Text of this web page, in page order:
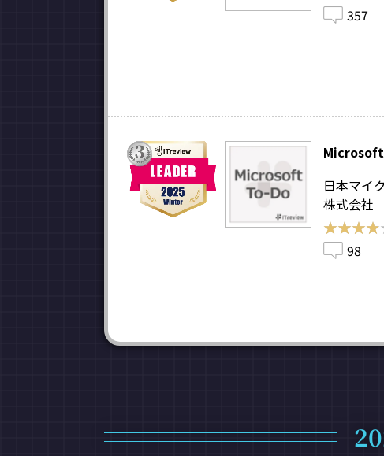
357
日本マイ
株式会社
98